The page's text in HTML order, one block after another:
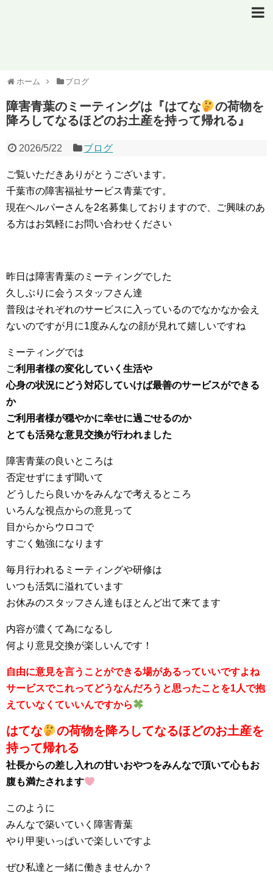
ホーム ブログ
障害青葉のミーティングは『はてな
の荷物を
降ろしてなるほどのお土産を持って帰れる』
2026/5/22 ブログ
ご覧いただきありがとうございます。
千葉市の障害福祉サービス青葉です。
現在ヘルパーさんを2名募集しておりますので、ご興味のあ
る方はお気軽にお問い合わせください
昨日は障害青葉のミーティングでした
久しぶりに会うスタッフさん達
普段はそれぞれのサービスに入っているのでなかなか会え
ないのですが月に1度みんなの顔が見れて嬉しいですね
ミーティングでは
ご利用者様の変化していく生活や
心身の状況にどう対応していけば最善のサービスができる
か
ご利用者様が穏やかに幸せに過ごせるのか
とても活発な意見交換が行われました
障害青葉の良いところは
否定せずにまず聞いて
どうしたら良いかをみんなで考えるところ
いろんな視点からの意見って
目からからウロコで
すごく勉強になります
毎月行われるミーティングや研修は
いつも活気に溢れています
お休みのスタッフさん達もほとんど出て来てます
内容が濃くて為になるし
何より意見交換が楽しいんです！
自由に意見を言うことができる場があるっていいですよね
サービスでこれってどうなんだろうと思ったことを1人で抱
えていなくていいんですから
はてな
の荷物を降ろしてなるほどのお土産を
持って帰れる
社長からの差し入れの甘いおやつをみんなで頂いて心もお
腹も満たされます
このように
みんなで築いていく障害青葉
やり甲斐いっぱいで楽しいですよ
ぜひ私達と一緒に働きませんか？